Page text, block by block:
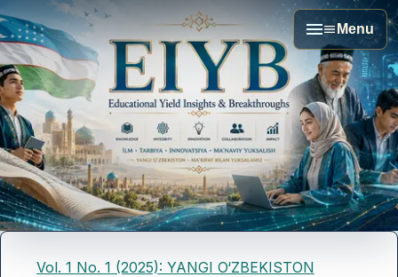
Menu
Vol. 1 No. 1 (2025): YANGI O‘ZBEKISTON